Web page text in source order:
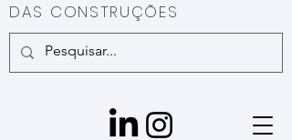
DAS CONSTRUÇÕES